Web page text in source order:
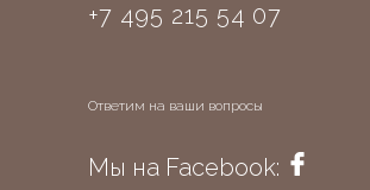
+7 495 215 54 07
Ответим на ваши вопросы
Мы на Facebook: